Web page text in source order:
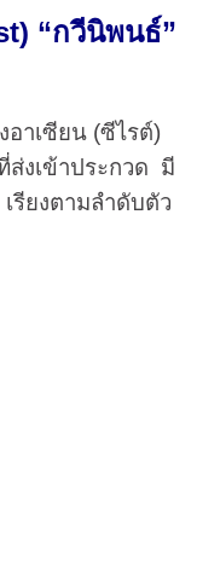
“กวีนิพนธ์”
าเซียน (ซีไรต์)
งเข้าประกวด มี
รียงตามลำดับตัว